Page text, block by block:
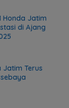
Honda Jatim
di Ajang
Jatim Terus